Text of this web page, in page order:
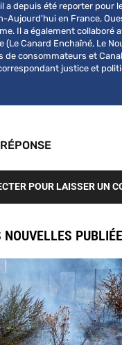
a depuis été reporter pour
Aujourd'hui en France,
Il a également collaboré
(Le Canard Enchaîné, Le
de consommateurs et
justice et
POUR LAISSER UN